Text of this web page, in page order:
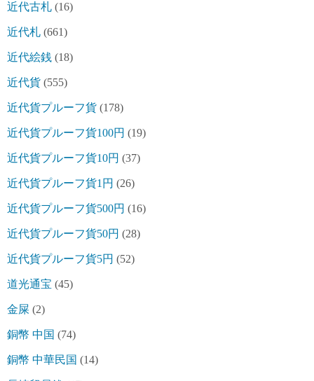
近代古札 (16)
近代札 (661)
近代絵銭 (18)
近代貨 (555)
近代貨プルーフ貨 (178)
近代貨プルーフ貨100円 (19)
近代貨プルーフ貨10円 (37)
近代貨プルーフ貨1円 (26)
近代貨プルーフ貨500円 (16)
近代貨プルーフ貨50円 (28)
近代貨プルーフ貨5円 (52)
道光通宝 (45)
金屎 (2)
銅幣 中国 (74)
銅幣 中華民国 (14)